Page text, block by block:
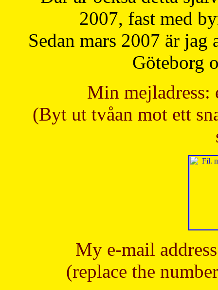
2007, fast med
Sedan mars 2007 är
Göteborg
Min mejladress:
(Byt ut tvåan mot ett
My e-mail
(replace the